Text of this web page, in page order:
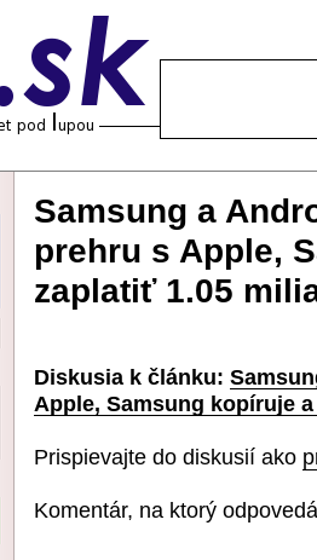
Samsung a
prehru s Apple,
zaplatiť 1.05
Diskusia k článku:
Apple, Samsung kopíruje
Prispievajte do diskusií ako
Komentár, na ktorý